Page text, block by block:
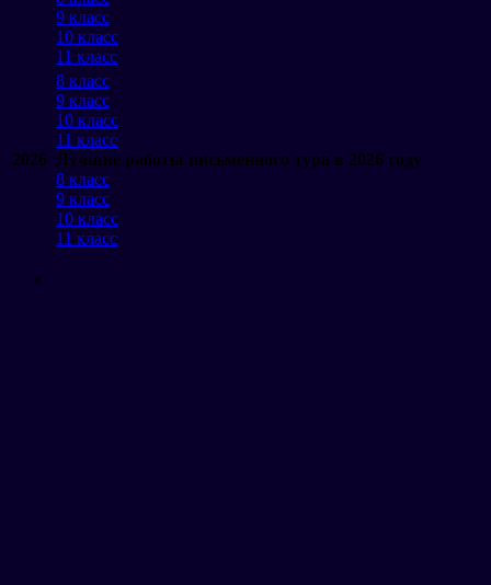
9 класс
10 класс
11 класс
2026
8 класс
9 класс
10 класс
11 класс
Лучшие работы письменного тура в 2026 году
8 класс
9 класс
10 класс
11 класс